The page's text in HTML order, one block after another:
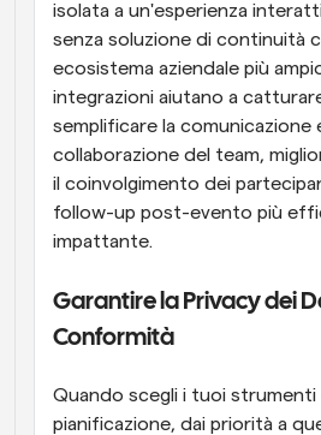
isolata a un'esperienza
senza soluzione di continuità
ecosistema aziendale più
integrazioni aiutano a
semplificare la comunicazione
collaborazione del team,
il coinvolgimento dei
follow-up post-evento più
impattante.
Garantire la Privacy dei
Conformità
Quando scegli i tuoi
pianificazione, dai priorità a